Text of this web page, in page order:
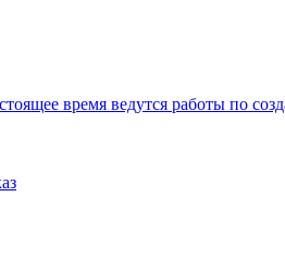
время ведутся работы по